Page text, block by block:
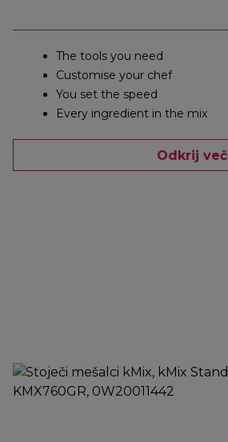
The tools you need
Customise your chef
You set the speed
Every ingredient in the mix
Odkrij več